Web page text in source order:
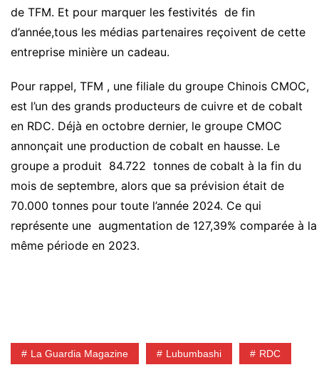
de TFM. Et pour marquer les festivités de fin
d’année,tous les médias partenaires reçoivent de cette
entreprise minière un cadeau.
Pour rappel, TFM , une filiale du groupe Chinois CMOC,
est l’un des grands producteurs de cuivre et de cobalt
en RDC. Déjà en octobre dernier, le groupe CMOC
annonçait une production de cobalt en hausse. Le
groupe a produit 84.722 tonnes de cobalt à la fin du
mois de septembre, alors que sa prévision était de
70.000 tonnes pour toute l’année 2024. Ce qui
représente une augmentation de 127,39% comparée à la
même période en 2023.
La Guardia Magazine Lubumbashi RDC